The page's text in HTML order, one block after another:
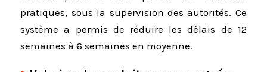
pratiques, sous la supervision des autorités. Ce
système a permis de réduire les délais de 12
semaines à 6 semaines en moyenne.